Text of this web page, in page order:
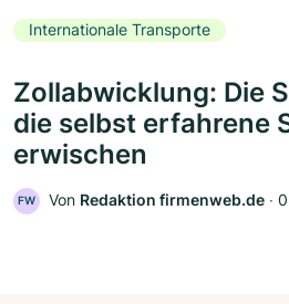
Internationale Transporte
Zollabwicklung: Die
die selbst erfahrene
erwischen
FW Von Redaktion firmenweb.de ‧